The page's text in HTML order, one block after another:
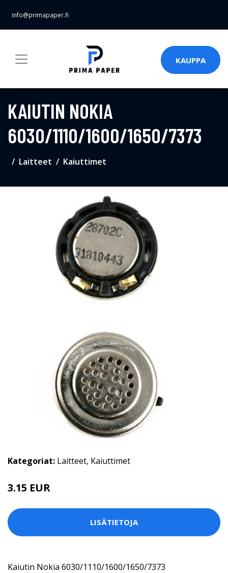
info@primapaper.fi
KAUPPA
KAIUTIN NOKIA
6030/1110/1600/1650/7373
Laitteet Kaiuttimet
Kategoriat: Laitteet, Kaiuttimet
3.15 EUR
LISÄTIETOJA
Kaiutin Nokia 6030/1110/1600/1650/7373